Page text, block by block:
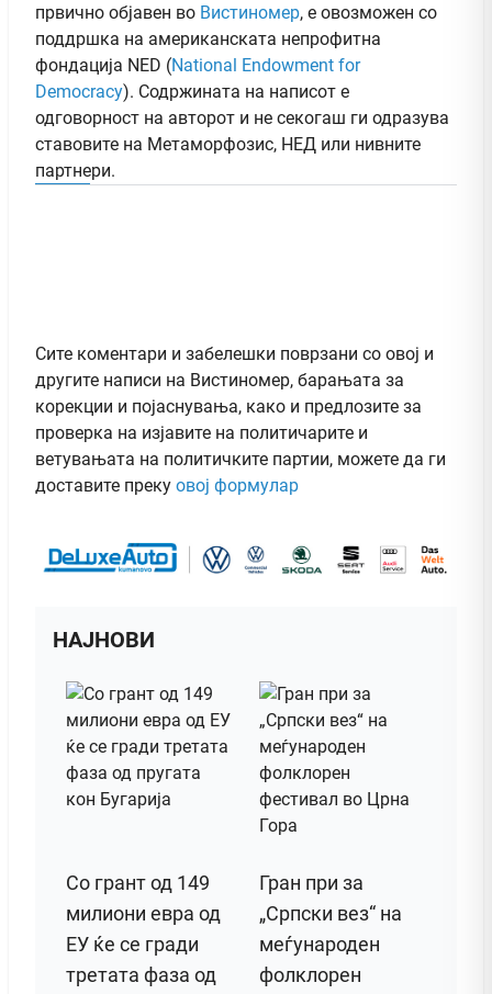
првично објавен во Вистиномер, e овозможен со
поддршка на американската непрофитна
фондација NED (National Endowment for
Democracy). Содржината на написот е
одговорност на авторот и не секогаш ги одразува
ставовите на Метаморфозис, НЕД или нивните
партнери.
Сите коментари и забелешки поврзани со овој и
другите написи на Вистиномер, барањата за
корекции и појаснувања, како и предлозите за
проверка на изјавите на политичарите и
ветувањата на политичките партии, можете да ги
доставите преку овој формулар
НАЈНОВИ
Со грант од 149
милиони евра од
ЕУ ќе се гради
третата фаза од
Гран при за
„Српски вез“ на
меѓународен
фолклорен